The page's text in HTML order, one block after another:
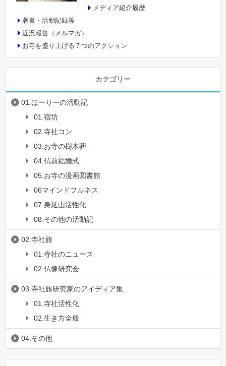
メディア紹介履歴
著書・活動記録等
近況報告（メルマガ）
お寺を盛り上げる７つのアクション
カテゴリー
01.ほーりーの活動記
01.宿坊
02.寺社コン
03.お寺の樹木葬
04.仏前結婚式
05.お寺の漫画図書館
06マインドフルネス
07.身延山活性化
08.その他の活動記
02.寺社旅
01.寺社のニュース
02.仏像研究会
03.寺社旅研究家のアイディア集
01.寺社活性化
02.生き方全般
04.その他